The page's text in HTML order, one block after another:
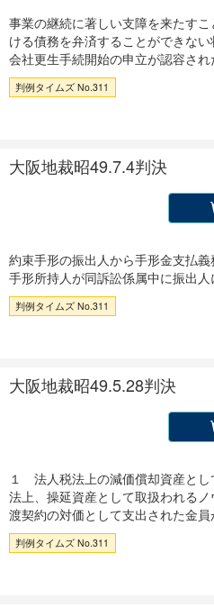
事業の継続に著しい支障を来たす
ける債務を弁済することができな
会社更生手続開始の申立が認容され
判例タイムズ No.311
大阪地裁昭49.7.4判決
約束手形の振出人から手形金支払
手形所持人が同訴訟係属中に振出
判例タイムズ No.311
大阪地裁昭49.5.28判決
１ 法人税法上の減価償却資産と
法上、操延資産として取扱われ
渡契約の対価として支出された金
判例タイムズ No.311